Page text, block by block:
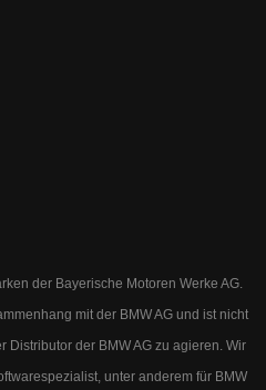
der Bayerische Motoren Werke AG.
mit der BMW AG und ist nicht
Distributor der BMW AG zu agieren. Wir
unter anderem für BMW